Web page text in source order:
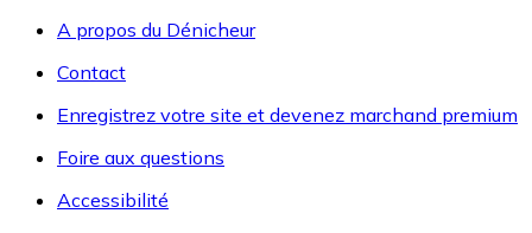
A propos du Dénicheur
Contact
Enregistrez votre site et devenez marchand premium
Foire aux questions
Accessibilité